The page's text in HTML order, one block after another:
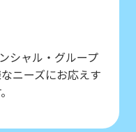
シャル・グループ
ニーズにお応えす